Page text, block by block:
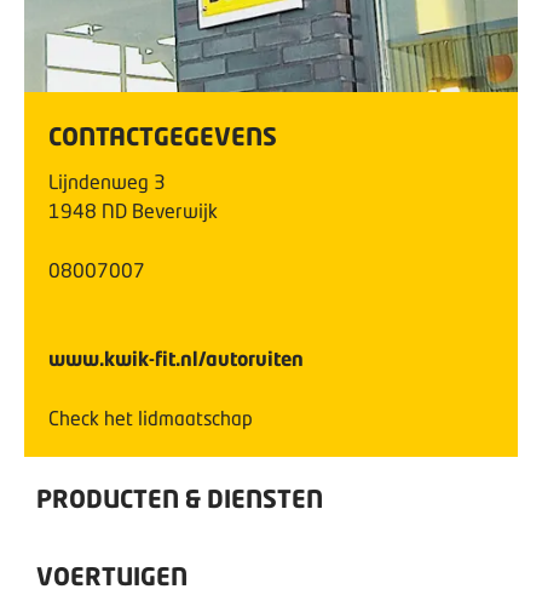
CONTACTGEGEVENS
Lijndenweg 3
1948 ND Beverwijk
08007007
www.kwik-fit.nl/autoruiten
Check het lidmaatschap
PRODUCTEN & DIENSTEN
VOERTUIGEN